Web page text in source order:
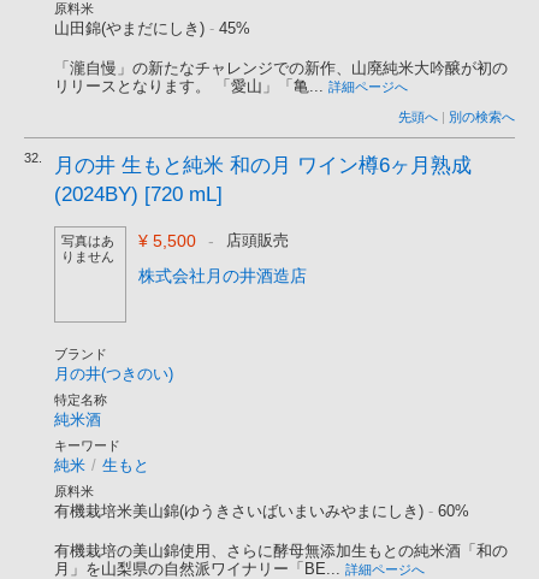
原料米
山田錦(やまだにしき) - 45%
「瀧自慢」の新たなチャレンジでの新作、山廃純米大吟醸が初の
リリースとなります。 「愛山」「亀... 詳細ページへ
先頭へ | 別の検索へ
32.
月の井 生もと純米 和の月 ワイン樽6ヶ月熟成
(2024BY) [720 mL]
写真はあ
りません
¥ 5,500 - 店頭販売
株式会社月の井酒造店
ブランド
月の井(つきのい)
特定名称
純米酒
キーワード
純米 / 生もと
原料米
有機栽培米美山錦(ゆうきさいばいまいみやまにしき) - 60%
有機栽培の美山錦使用、さらに酵母無添加生もとの純米酒「和の
月」を山梨県の自然派ワイナリー「BE... 詳細ページへ